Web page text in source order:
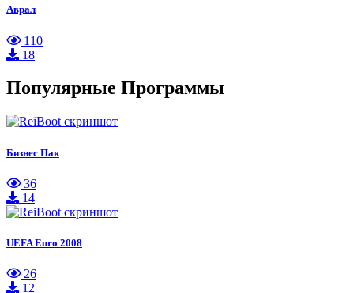
Аврал
110
18
Популярные Программы
Бизнес Пак
36
14
UEFA Euro 2008
26
12